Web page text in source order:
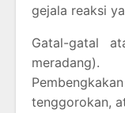
gejala reaksi
Gatal-gatal
meradang).
tenggorokan,